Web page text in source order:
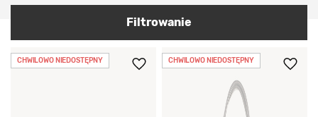
Filtrowanie
CHWILOWO NIEDOSTĘPNY CHWILOWO NIEDOSTĘPNY